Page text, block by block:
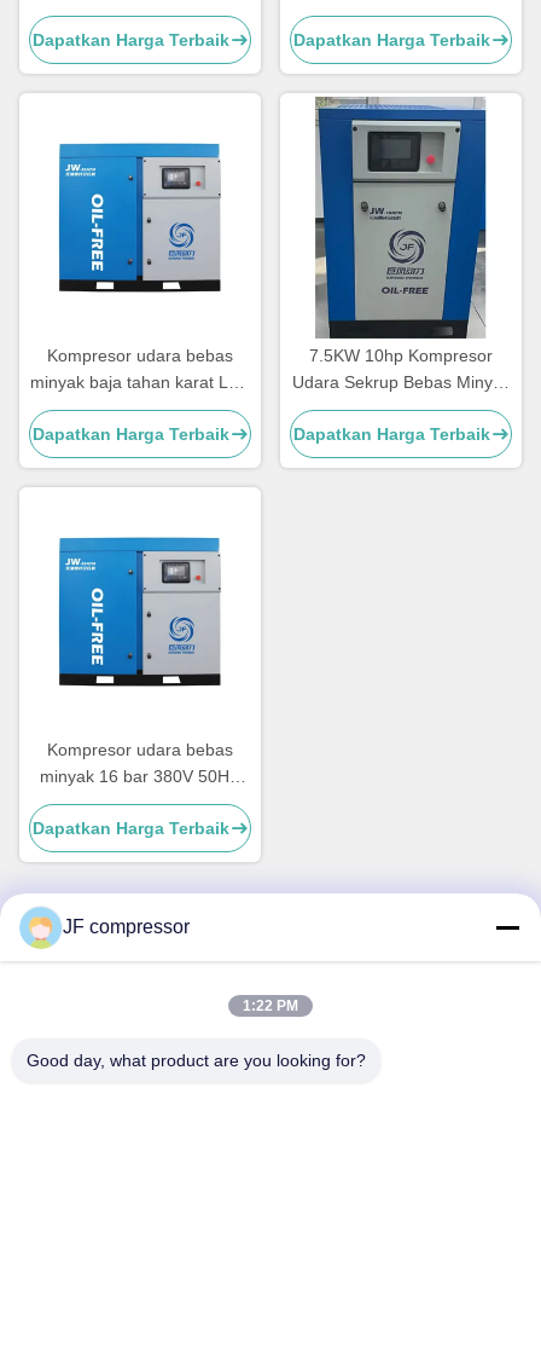
250KW Silent Oil Free Screw
Air Compressor
Dapatkan Harga Terbaik
Minyak Bebas Baja tahan
karat 7.5 - 250KW
Dapatkan Harga Terbaik
Kompresor udara bebas
minyak baja tahan karat Low
Noise Oilless Screw
Compressor
Dapatkan Harga Terbaik
7.5KW 10hp Kompresor
Udara Sekrup Bebas Minyak
Lubrikasi Air Tanpa
Kompresor Udara Sekrup
Minyak
Dapatkan Harga Terbaik
Kompresor udara bebas
minyak 16 bar 380V 50HZ
pendingin udara / air
Dapatkan Harga Terbaik
Kontak Cepat
No. 99 Jalan Shengzhou, Distrik Huishan, Kota Wuxi,
JF compressor
1:22 PM
Good day, what product are you looking for?